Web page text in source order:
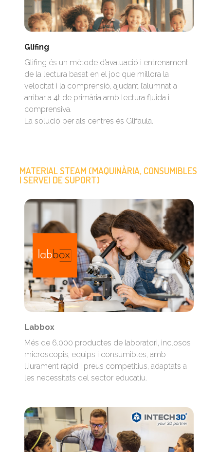
Glifing
Glifing és un mètode d’avaluació i entrenament
de la lectura basat en el joc que millora la
velocitat i la comprensió, ajudant l’alumnat a
arribar a 4t de primària amb lectura fluida i
comprensiva.
La solució per als centres és Glifaula.
MATERIAL STEAM (MAQUINÀRIA, CONSUMIBLES
I SERVEI DE SUPORT)
Labbox
Més de 6.000 productes de laboratori, inclosos
microscopis, equips i consumibles, amb
lliurament ràpid i preus competitius, adaptats a
les necessitats del sector educatiu.